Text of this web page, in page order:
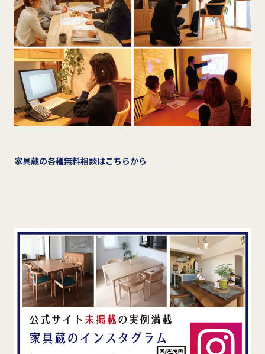
家具蔵の各種無料相談はこちらから